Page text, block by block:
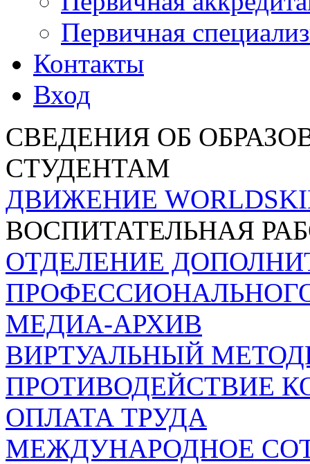
Первичная
Контакты
Вход
СВЕДЕНИЯ ОБ
СТУДЕНТАМ
ДВИЖЕНИЕ
ВОСПИТАТЕЛЬНАЯ
ОТДЕЛЕНИЕ
МЕДИА-АРХИВ
ВИРТУАЛЬНЫЙ
ПРОТИВОДЕЙСТВИЕ
ОПЛАТА ТРУДА
МЕЖДУНАРОДНОЕ